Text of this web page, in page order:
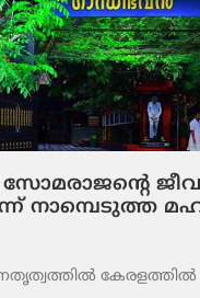
സോമരാജന്റെ
നാമ്പെടുത്ത
കേരളത്തില്‍